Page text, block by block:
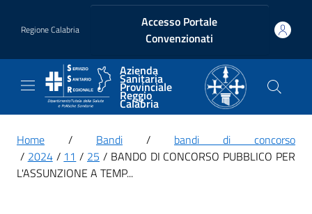
Regione Calabria
Accesso Portale
Convenzionati
Azienda
Sanitaria
Provinciale
Reggio
Calabria
Home / Bandi / bandi di concorso
/ 2024/ 11 / 25 / BANDO DI CONCORSO PUBBLICO PER
L'ASSUNZIONE A TEMP...